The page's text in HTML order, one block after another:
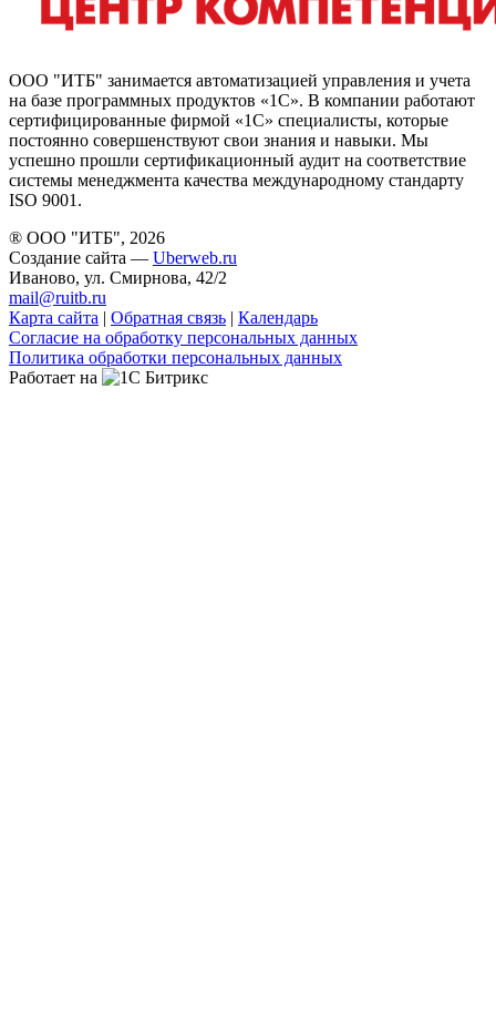
ООО "ИТБ" занимается автоматизацией управления и учета
на базе программных продуктов «1С». В компании работают
сертифицированные фирмой «1С» специалисты, которые
постоянно совершенствуют свои знания и навыки. Мы
успешно прошли сертификационный аудит на соответствие
системы менеджмента качества международному стандарту
ISO 9001.
® ООО "ИТБ", 2026
Создание сайта — Uberweb.ru
Иваново, ул. Смирнова, 42/2
mail@ruitb.ru
Карта сайта | Обратная связь | Календарь
Согласие на обработку персональных данных
Политика обработки персональных данных
Работает на